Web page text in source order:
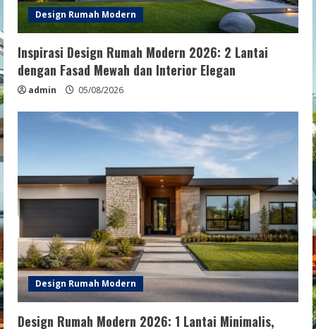
Design Rumah Modern
Inspirasi Design Rumah Modern 2026: 2 Lantai
dengan Fasad Mewah dan Interior Elegan
admin 05/08/2026
Design Rumah Modern
Design Rumah Modern 2026: 1 Lantai Minimalis,